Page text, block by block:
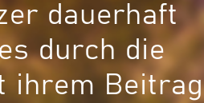
dauerhaft
durch die
ihrem Beitrag